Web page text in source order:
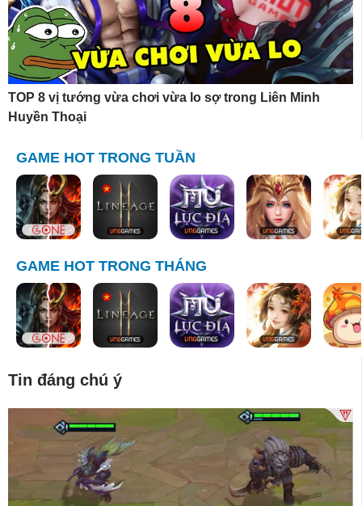
TOP 8 vị tướng vừa chơi vừa lo sợ trong Liên Minh
Huyền Thoại
GAME HOT TRONG TUẦN
GAME HOT TRONG THÁNG
Tin đáng chú ý